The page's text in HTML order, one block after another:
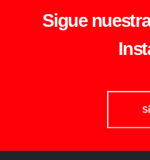
Sigue